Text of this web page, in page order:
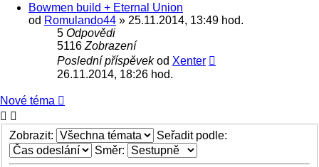
Bowmen build + Eternal Union
od Romulando44 » 25.11.2014, 13:49 hod.
5 Odpovědi
5116 Zobrazení
Poslední příspěvekod Xenter
26.11.2014, 18:26 hod.
Nové téma
Zobrazit:
Seřadit podle:
Směr: